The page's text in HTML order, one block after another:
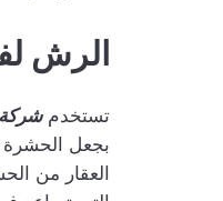
الرش
تستخدم
بجعل الحشرة
العقار من